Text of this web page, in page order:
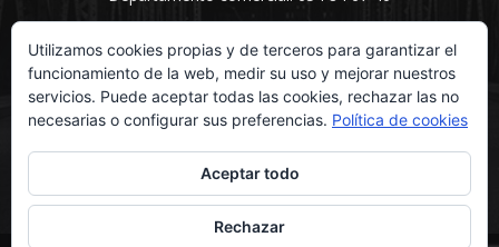
SÍGUENOS
Utilizamos cookies propias y de terceros para garantizar el
funcionamiento de la web, medir su uso y mejorar nuestros
servicios. Puede aceptar todas las cookies, rechazar las no
necesarias o configurar sus preferencias. Política de cookies
Aceptar todo
Rechazar